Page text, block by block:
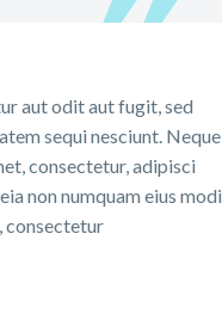
aut odit aut fugit, sed
sequi nesciunt. Neque
consectetur, adipisci
non numquam eius modi
consectetur